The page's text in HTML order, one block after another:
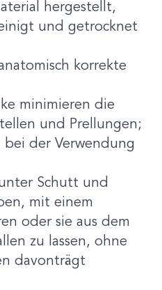
hergestellt,
und getrocknet
korrekte
minimieren die
und Prellungen;
der Verwendung
Schutt und
mit einem
oder sie aus dem
zu lassen, ohne
davonträgt